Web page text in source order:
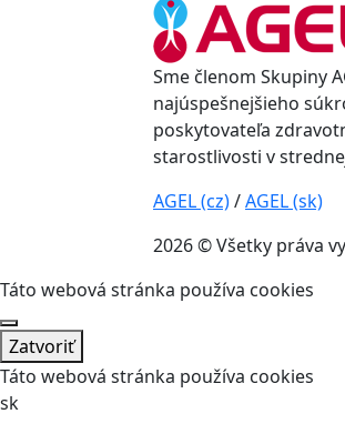
Sme členom Skupiny
najúspešnejšieho
poskytovateľa
starostlivosti v
AGEL (cz)/AGEL (sk)
2026 © Všetky práva
Táto webová stránka používa cookies
Zatvoriť
Táto webová stránka používa cookies
sk